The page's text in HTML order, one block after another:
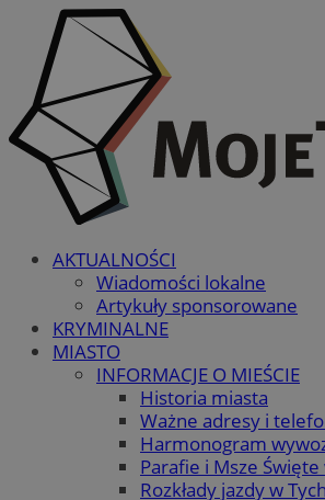
AKTUALNOŚCI
Wiadomości lokalne
Artykuły sponsorowane
KRYMINALNE
MIASTO
INFORMACJE O MIEŚCIE
Historia miasta
Ważne adresy i
Harmonogram
Parafie i Msze Święte
Rozkłady jazdy w